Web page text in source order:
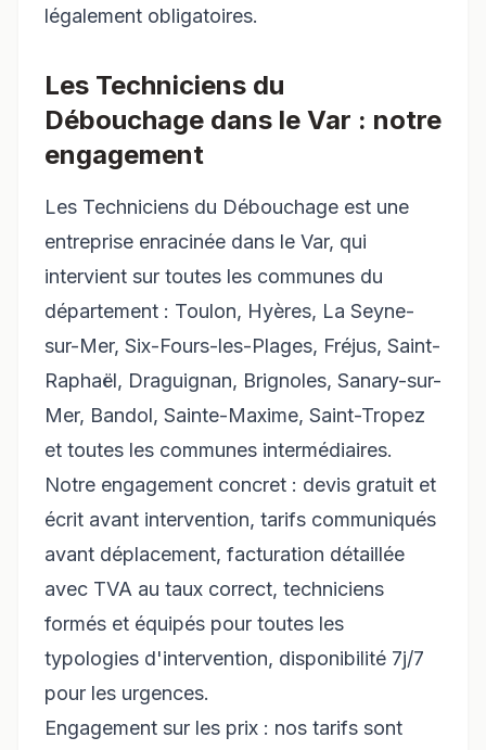
légalement obligatoires.
Les Techniciens du
Débouchage dans le Var : notre
engagement
Les Techniciens du Débouchage est une
entreprise enracinée dans le Var, qui
intervient sur toutes les communes du
département : Toulon, Hyères, La Seyne-
sur-Mer, Six-Fours-les-Plages, Fréjus, Saint-
Raphaël, Draguignan, Brignoles, Sanary-sur-
Mer, Bandol, Sainte-Maxime, Saint-Tropez
et toutes les communes intermédiaires.
Notre engagement concret : devis gratuit et
écrit avant intervention, tarifs communiqués
avant déplacement, facturation détaillée
avec TVA au taux correct, techniciens
formés et équipés pour toutes les
typologies d'intervention, disponibilité 7j/7
pour les urgences.
Engagement sur les prix : nos tarifs sont